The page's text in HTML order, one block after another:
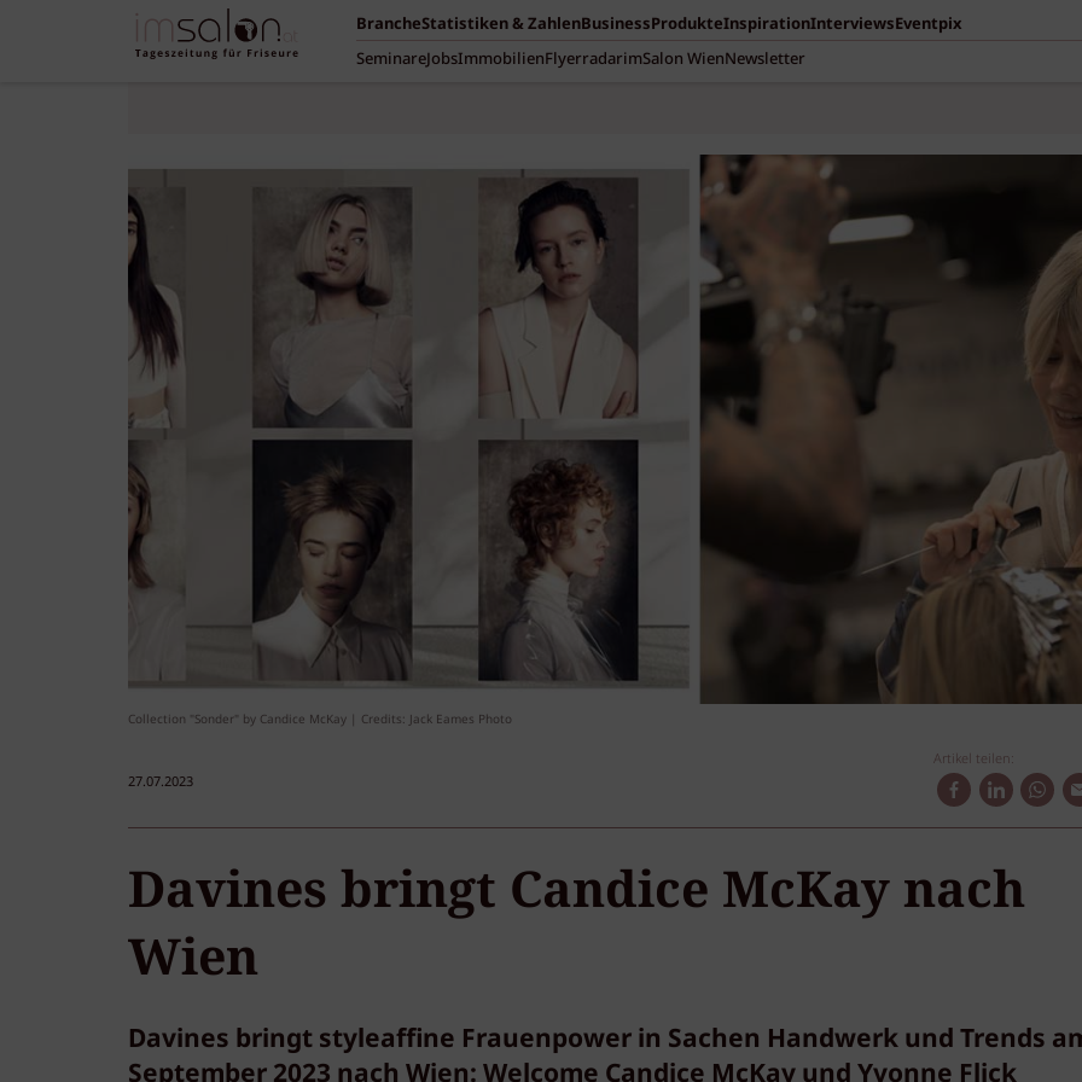
BrancheStatistiken & ZahlenBusinessProdukteInspirationInterviewsEventpix
SeminareJobsImmobilienFlyerradarimSalon WienNewsletter
Collection "Sonder" by Candice McKay | Credits: Jack Eames Photo
27.07.2023
Artikel teilen:
Davines bringt Candice McKay nach
Wien
Davines bringt styleaffine Frauenpower in Sachen Handwerk und Trends